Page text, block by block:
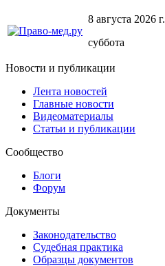
8 августа 2026 г.
суббота
Новости и публикации
Лента новостей
Главные новости
Видеоматериалы
Статьи и публикации
Сообщество
Блоги
Форум
Документы
Законодательство
Судебная практика
Образцы документов